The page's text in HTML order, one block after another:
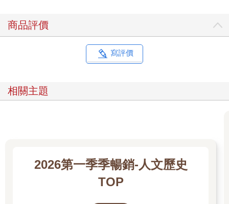
林逸平趕緊逃往船艙尋找掩護，此時如同電影慢動作鏡頭一般，
他眼見十五釐米子彈穿過身旁的鐵板，射向甲板上避難不及的士
兵，血肉橫飛、哀嚎並起。有些士兵情急跳下海，但是隨即被大
浪捲走，落海之處只殘留一堆泡沫。
體一起沉睡。倖存者將死難者遺體並列在甲板，簡單奏著軍樂，
山行兮，願為草下腐屍。
大君身邊死，義無反顧！
商品評價
寫評價
相關主題
2026第一季季暢銷-人文歷史
TOP